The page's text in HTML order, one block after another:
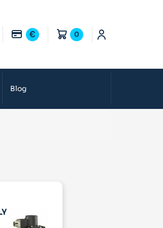
€ 0
Blog